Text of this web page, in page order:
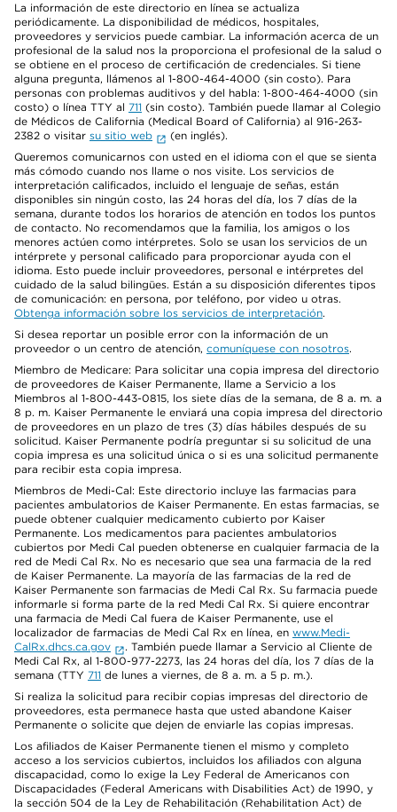
La información de este directorio en línea se actualiza
periódicamente. La disponibilidad de médicos, hospitales,
proveedores y servicios puede cambiar. La información acerca de un
profesional de la salud nos la proporciona el profesional de la salud o
se obtiene en el proceso de certificación de credenciales. Si tiene
alguna pregunta, llámenos al 1-800-464-4000 (sin costo). Para
personas con problemas auditivos y del habla: 1-800-464-4000 (sin
costo) o línea TTY al 711 (sin costo). También puede llamar al Colegio
de Médicos de California (Medical Board of California) al 916-263-
2382 o visitar su sitio web
(en inglés).
Queremos comunicarnos con usted en el idioma con el que se sienta
más cómodo cuando nos llame o nos visite. Los servicios de
interpretación calificados, incluido el lenguaje de señas, están
disponibles sin ningún costo, las 24 horas del día, los 7 días de la
semana, durante todos los horarios de atención en todos los puntos
de contacto. No recomendamos que la familia, los amigos o los
menores actúen como intérpretes. Solo se usan los servicios de un
intérprete y personal calificado para proporcionar ayuda con el
idioma. Esto puede incluir proveedores, personal e intérpretes del
cuidado de la salud bilingües. Están a su disposición diferentes tipos
de comunicación: en persona, por teléfono, por video u otras.
Obtenga información sobre los servicios de interpretación.
Si desea reportar un posible error con la información de un
proveedor o un centro de atención, comuníquese con nosotros.
Miembro de Medicare: Para solicitar una copia impresa del directorio
de proveedores de Kaiser Permanente, llame a Servicio a los
Miembros al 1-800-443-0815, los siete días de la semana, de 8 a. m. a
8 p. m. Kaiser Permanente le enviará una copia impresa del directorio
de proveedores en un plazo de tres (3) días hábiles después de su
solicitud. Kaiser Permanente podría preguntar si su solicitud de una
copia impresa es una solicitud única o si es una solicitud permanente
para recibir esta copia impresa.
Miembros de Medi-Cal: Este directorio incluye las farmacias para
pacientes ambulatorios de Kaiser Permanente. En estas farmacias, se
puede obtener cualquier medicamento cubierto por Kaiser
Permanente. Los medicamentos para pacientes ambulatorios
cubiertos por Medi Cal pueden obtenerse en cualquier farmacia de la
red de Medi Cal Rx. No es necesario que sea una farmacia de la red
de Kaiser Permanente. La mayoría de las farmacias de la red de
Kaiser Permanente son farmacias de Medi Cal Rx. Su farmacia puede
informarle si forma parte de la red Medi Cal Rx. Si quiere encontrar
una farmacia de Medi Cal fuera de Kaiser Permanente, use el
localizador de farmacias de Medi Cal Rx en línea, en www.Medi-
CalRx.dhcs.ca.gov
. También puede llamar a Servicio al Cliente de
Medi Cal Rx, al 1-800-977-2273, las 24 horas del día, los 7 días de la
semana (TTY 711 de lunes a viernes, de 8 a. m. a 5 p. m.).
Si realiza la solicitud para recibir copias impresas del directorio de
proveedores, esta permanece hasta que usted abandone Kaiser
Permanente o solicite que dejen de enviarle las copias impresas.
Los afiliados de Kaiser Permanente tienen el mismo y completo
acceso a los servicios cubiertos, incluidos los afiliados con alguna
discapacidad, como lo exige la Ley Federal de Americanos con
Discapacidades (Federal Americans with Disabilities Act) de 1990, y
la sección 504 de la Ley de Rehabilitación (Rehabilitation Act) de